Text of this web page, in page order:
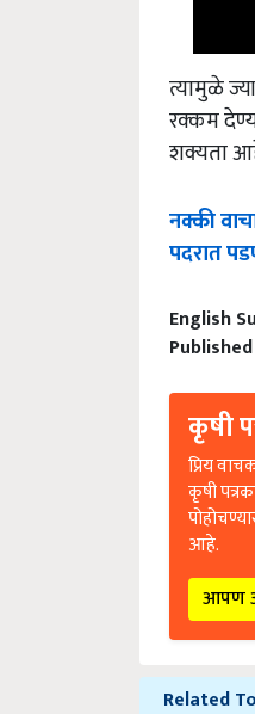
त्यामुळे
रक्कम
शक्यता
नक्की
पदरात
English
कृषी
प्रिय
कृषी
आहे.
आपण
Related